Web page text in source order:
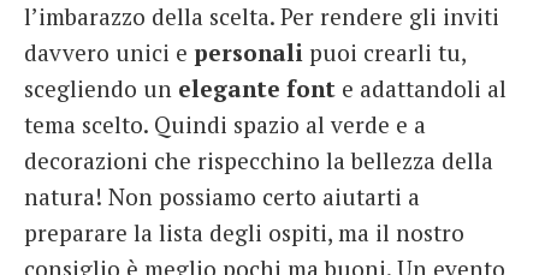
l’imbarazzo della scelta. Per rendere gli inviti
davvero unici e personali puoi crearli tu,
scegliendo un elegante font e adattandoli al
tema scelto. Quindi spazio al verde e a
decorazioni che rispecchino la bellezza della
natura! Non possiamo certo aiutarti a
preparare la lista degli ospiti, ma il nostro
consiglio è meglio pochi ma buoni. Un evento